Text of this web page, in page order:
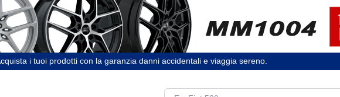
i tuoi prodotti con la garanzia danni accidentali e viaggia sereno.